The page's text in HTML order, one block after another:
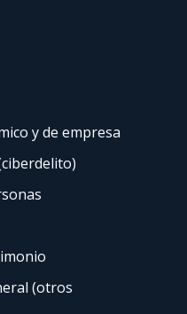
y de empresa
(otros